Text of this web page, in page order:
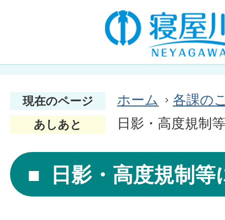
現在のページ ホーム 各課の
あしあと 日影・高度規制
日影・高度規制